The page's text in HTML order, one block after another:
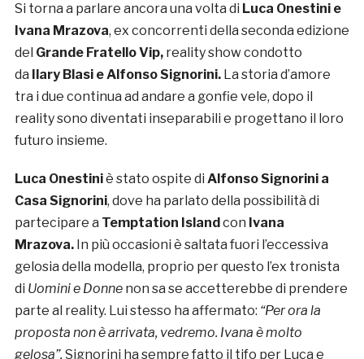
Si torna a parlare ancora una volta di Luca Onestini e
Ivana Mrazova, ex concorrenti della seconda edizione
del Grande Fratello Vip, reality show condotto
da
Ilary Blasi e Alfonso Signorini. La storia d’amore
tra i due continua ad andare a gonfie vele, dopo il
reality sono diventati inseparabili e progettano il loro
futuro insieme.
Luca Onestiniè stato ospite di Alfonso Signorini a
Casa Signorini, dove ha parlato della possibilità di
partecipare a Temptation Island con Ivana
Mrazova. In più occasioni è saltata fuori l’eccessiva
gelosia della modella, proprio per questo l’ex tronista
di Uomini e Donne non sa se accetterebbe di prendere
parte al reality. Lui stesso ha affermato: “Per ora la
proposta non è arrivata, vedremo. Ivana è molto
gelosa”. Signorini ha sempre fatto il tifo per Luca e